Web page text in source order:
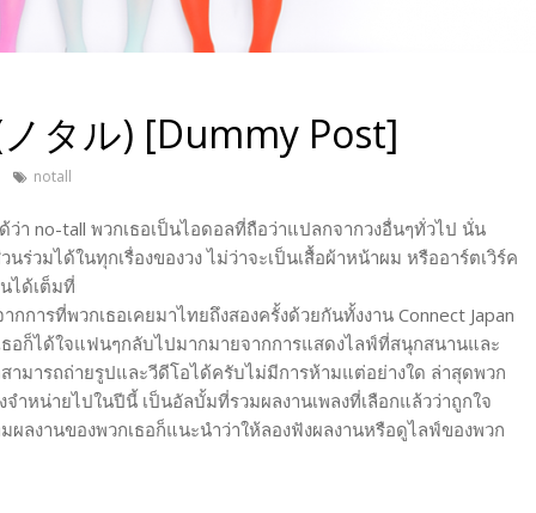
タル) [Dummy Post]
notall
ว่า no-tall พวกเธอเป็นไอดอลที่ถือว่าแปลกจากวงอื่นๆทั่วไป นั่น
ร่วมได้ในทุกเรื่องของวง ไม่ว่าจะเป็นเสื้อผ้าหน้าผม หรืออาร์ตเวิร์ค
ได้เต็มที่
ารที่พวกเธอเคยมาไทยถึงสองครั้งด้วยกันทั้งงาน Connect Japan
ธอก็ได้ใจแฟนๆกลับไปมากมายจากการแสดงไลฟ์ที่สนุกสนานและ
มารถถ่ายรูปและวีดีโอได้ครับไม่มีการห้ามแต่อย่างใด ล่าสุดพวก
ำหน่ายไปในปีนี้ เป็นอัลบั้มที่รวมผลงานเพลงที่เลือกแล้วว่าถูกใจ
ลงานของพวกเธอก็แนะนำว่าให้ลองฟังผลงานหรือดูไลฟ์ของพวก